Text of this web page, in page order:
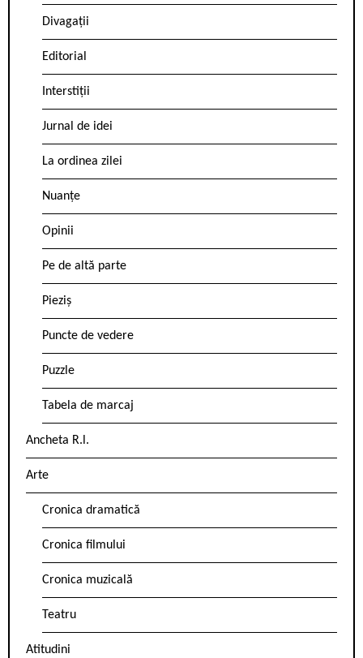
Divagații
Editorial
Interstiții
Jurnal de idei
La ordinea zilei
Nuanțe
Opinii
Pe de altă parte
Pieziș
Puncte de vedere
Puzzle
Tabela de marcaj
Ancheta R.l.
Arte
Cronica dramatică
Cronica filmului
Cronica muzicală
Teatru
Atitudini